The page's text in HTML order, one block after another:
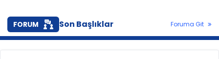
FORUM Son Başlıklar Foruma Git